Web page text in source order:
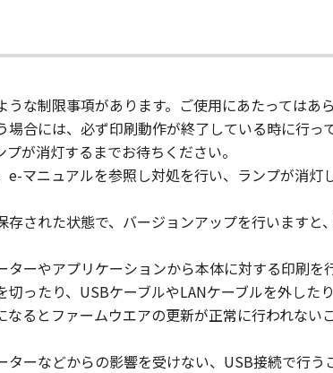
な制限事項があります。ご使用にあたってはあ
場合には、必ず印刷動作が終了している時に行
が消灯するまでお待ちください。
e-マニュアルを参照し対処を行い、ランプが消
された状態で、バージョンアップを行いますと
ーやアプリケーションから本体に対する印刷を
ったり、USBケーブルやLANケーブルを外した
るとファームウエアの更新が正常に行われない
ーなどからの影響を受けない、USB接続で行う